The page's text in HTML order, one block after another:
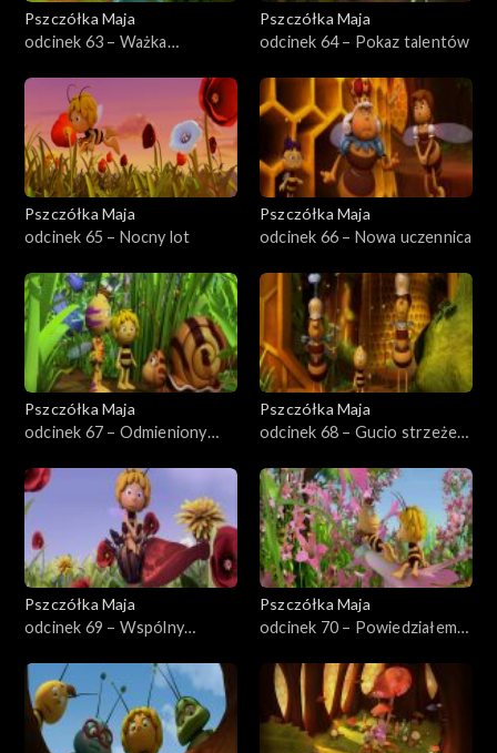
Pszczółka Maja
odcinek 63 – Ważka
Pszczółka Maja
odcinek 64 – Pokaz talentów
Pszczółka Maja
odcinek 65 – Nocny lot
Pszczółka Maja
odcinek 66 – Nowa uczennica
Pszczółka Maja
odcinek 67 – Odmieniony
Pszczółka Maja
odcinek 68 – Gucio strzeże
Pszczółka Maja
odcinek 69 – Wspólny
Pszczółka Maja
odcinek 70 – Powiedziałem